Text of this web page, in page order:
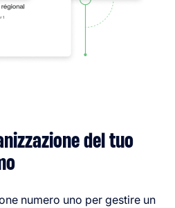
del tuo
numero uno per gestire un